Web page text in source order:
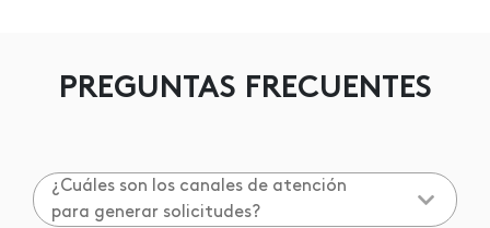
PREGUNTAS FRECUENTES
¿Cuáles son los canales de atención
para generar solicitudes?